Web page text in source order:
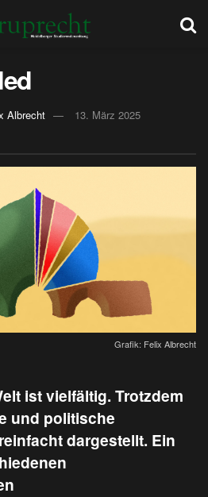
Albrecht
13. März 2025
Grafik: Felix Albrecht
ist vielfältig. Trotzdem
und politische
dargestellt. Ein